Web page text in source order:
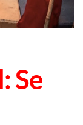
Se